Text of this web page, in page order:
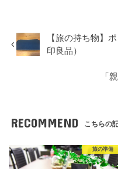
【旅の持ち物】
印良品）
「
RECOMMEND こちらの
旅の準備